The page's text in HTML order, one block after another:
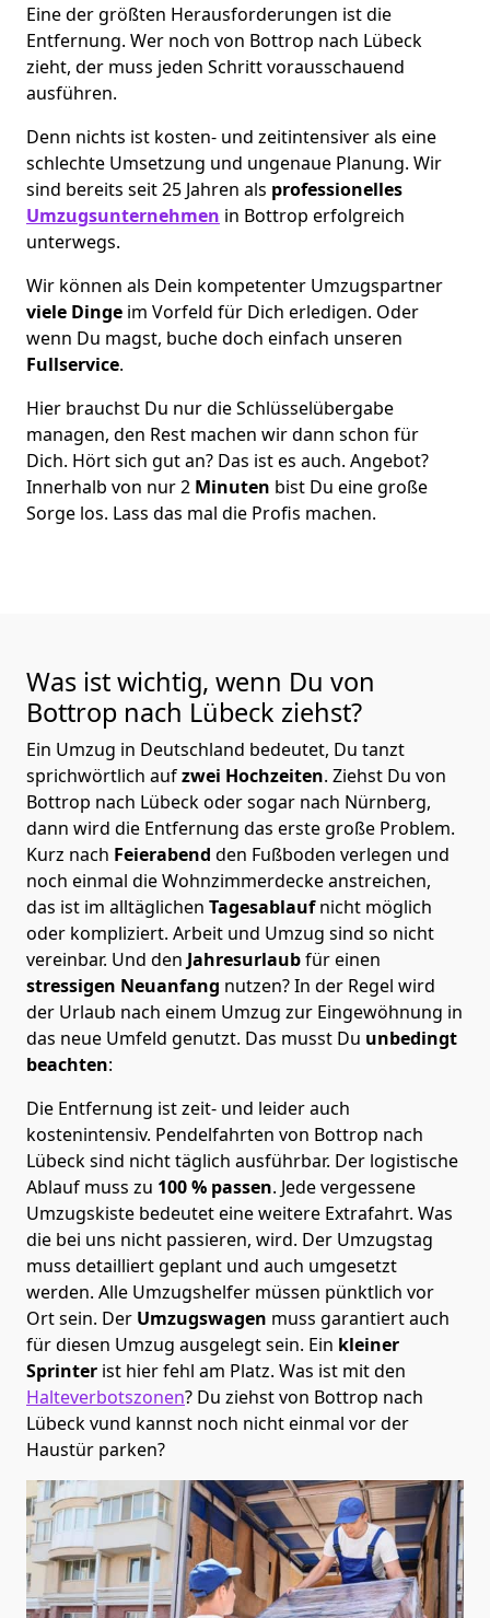
Eine der größten Herausforderungen ist die
Entfernung. Wer noch von Bottrop nach Lübeck
zieht, der muss jeden Schritt vorausschauend
ausführen.
Denn nichts ist kosten- und zeitintensiver als eine
schlechte Umsetzung und ungenaue Planung. Wir
sind bereits seit 25 Jahren als professionelles
Umzugsunternehmen in Bottrop erfolgreich
unterwegs.
Wir können als Dein kompetenter Umzugspartner
viele Dinge im Vorfeld für Dich erledigen. Oder
wenn Du magst, buche doch einfach unseren
Fullservice.
Hier brauchst Du nur die Schlüsselübergabe
managen, den Rest machen wir dann schon für
Dich. Hört sich gut an? Das ist es auch. Angebot?
Innerhalb von nur 2 Minuten bist Du eine große
Sorge los. Lass das mal die Profis machen.
Was ist wichtig, wenn Du von
Bottrop nach Lübeck ziehst?
Ein Umzug in Deutschland bedeutet, Du tanzt
sprichwörtlich aufzwei Hochzeiten. Ziehst Du von
Bottrop nach Lübeck oder sogar nach Nürnberg,
dann wird die Entfernung das erste große Problem.
Kurz nach Feierabend den Fußboden verlegen und
noch einmal die Wohnzimmerdecke anstreichen,
das ist im alltäglichen Tagesablaufnicht möglich
oder kompliziert. Arbeit und Umzug sind so nicht
vereinbar. Und den Jahresurlaubfür einen
stressigen Neuanfang nutzen? In der Regel wird
der Urlaub nach einem Umzug zur Eingewöhnung in
das neue Umfeld genutzt. Das musst Du unbedingt
beachten:
Die Entfernung ist zeit- und leider auch
kostenintensiv. Pendelfahrten von Bottrop nach
Lübeck sind nicht täglich ausführbar. Der logistische
Ablauf muss zu 100 % passen. Jede vergessene
Umzugskiste bedeutet eine weitere Extrafahrt. Was
die bei uns nicht passieren, wird. Der Umzugstag
muss detailliert geplant und auch umgesetzt
werden. Alle Umzugshelfer müssen pünktlich vor
Ort sein. Der Umzugswagen muss garantiert auch
für diesen Umzug ausgelegt sein. Ein kleiner
Sprinter ist hier fehl am Platz. Was ist mit den
Halteverbotszonen? Du ziehst von Bottrop nach
Lübeck vund kannst noch nicht einmal vor der
Haustür parken?